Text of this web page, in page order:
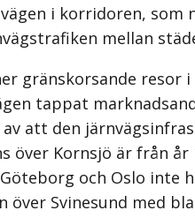
i korridoren,
mellan
gränskorsande resor
tappat
av att den
över Kornsjö är från
och Oslo
Svinesund med